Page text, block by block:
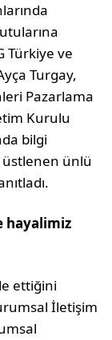
Türkiye ve
Turgay,
Pazarlama
Kurulu
bilgi
ünlü
hayalimiz
ettiğini
İletişim